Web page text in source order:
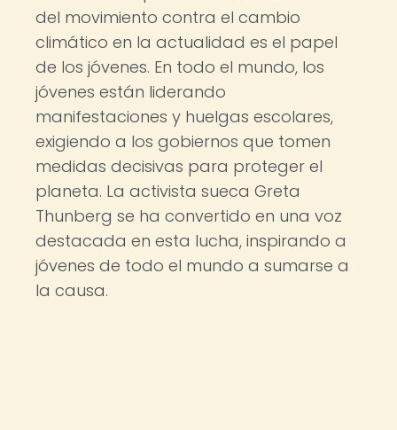
del movimiento contra el cambio
climático en la actualidad es el papel
de los jóvenes. En todo el mundo, los
jóvenes están liderando
manifestaciones y huelgas escolares,
exigiendo a los gobiernos que tomen
medidas decisivas para proteger el
planeta. La activista sueca Greta
Thunberg se ha convertido en una voz
destacada en esta lucha, inspirando a
jóvenes de todo el mundo a sumarse a
la causa.